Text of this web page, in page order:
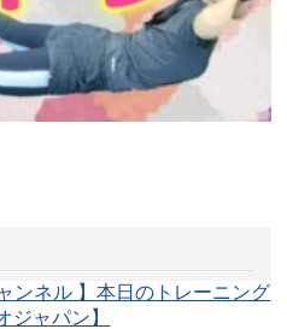
ンネル 】本日のトレーニング
ジャパン】